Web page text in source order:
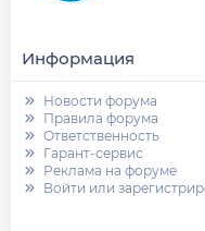
Информация
Новости форума
Правила форума
Ответственность
Гарант-сервис
Реклама на форуме
Войти или